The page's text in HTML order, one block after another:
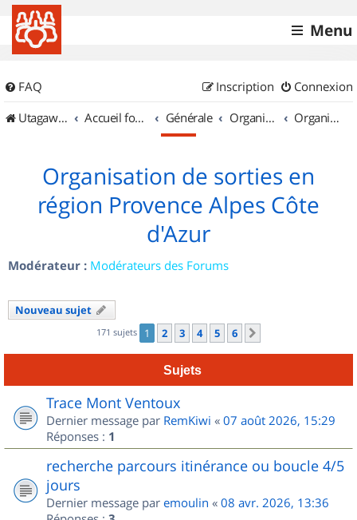
Menu
FAQ Connexion
Inscription
UtagawaVTT (Randos VTT et VTTAE avec traces GPS)
Accueil forum Générale Organisation de sorties & Recherche de partenaires Organisation de sorties en région Provence Alpes Côte d'Azur
Organisation de sorties en
région Provence Alpes Côte
d'Azur
Modérateur : Modérateurs des Forums
Nouveau sujet
171 sujets 1 2 3 4 5 6
Sujets
Trace Mont Ventoux
Dernier message par RemKiwi « 07 août 2026, 15:29
Réponses : 1
recherche parcours itinérance ou boucle 4/5
jours
Dernier message par emoulin « 08 avr. 2026, 13:36